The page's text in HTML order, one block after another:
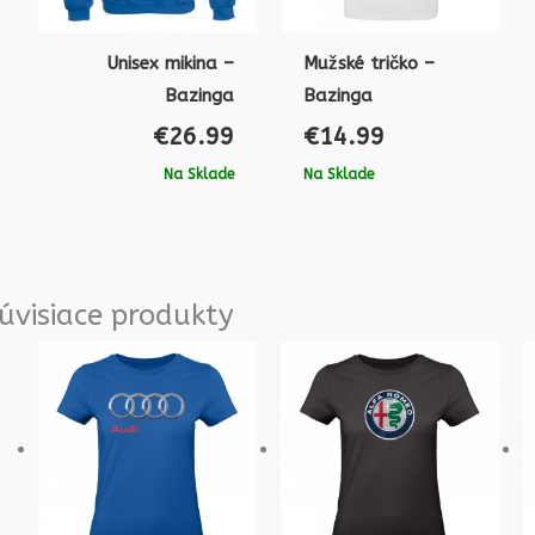
Unisex mikina –
Bazinga
€26.99
Na Sklade
Mužské tričko –
Bazinga
€14.99
Na Sklade
produkty